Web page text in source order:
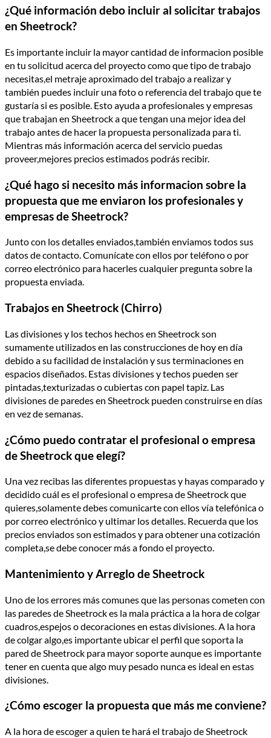
¿Qué información debo incluir al solicitar trabajos
en Sheetrock?
Es importante incluir la mayor cantidad de informacion posible
en tu solicitud acerca del proyecto como que tipo de trabajo
necesitas,el metraje aproximado del trabajo a realizar y
también puedes incluir una foto o referencia del trabajo que te
gustaría si es posible. Esto ayuda a profesionales y empresas
que trabajan en Sheetrock a que tengan una mejor idea del
trabajo antes de hacer la propuesta personalizada para ti.
Mientras más información acerca del servicio puedas
proveer,mejores precios estimados podrás recibir.
¿Qué hago si necesito más informacion sobre la
propuesta que me enviaron los profesionales y
empresas de Sheetrock?
Junto con los detalles enviados,también enviamos todos sus
datos de contacto. Comunícate con ellos por teléfono o por
correo electrónico para hacerles cualquier pregunta sobre la
propuesta enviada.
Trabajos en Sheetrock (Chirro)
Las divisiones y los techos hechos en Sheetrock son
sumamente utilizados en las construcciones de hoy en día
debido a su facilidad de instalación y sus terminaciones en
espacios diseñados. Estas divisiones y techos pueden ser
pintadas,texturizadas o cubiertas con papel tapiz. Las
divisiones de paredes en Sheetrock pueden construirse en días
en vez de semanas.
¿Cómo puedo contratar el profesional o empresa
de Sheetrock que elegí?
Una vez recibas las diferentes propuestas y hayas comparado y
decidido cuál es el profesional o empresa de Sheetrock que
quieres,solamente debes comunicarte con ellos vía telefónica o
por correo electrónico y ultimar los detalles. Recuerda que los
precios enviados son estimados y para obtener una cotización
completa,se debe conocer más a fondo el proyecto.
Mantenimiento y Arreglo de Sheetrock
Uno de los errores más comunes que las personas cometen con
las paredes de Sheetrock es la mala práctica a la hora de colgar
cuadros,espejos o decoraciones en estas divisiones. A la hora
de colgar algo,es importante ubicar el perfil que soporta la
pared de Sheetrock para mayor soporte aunque es importante
tener en cuenta que algo muy pesado nunca es ideal en estas
divisiones.
¿Cómo escoger la propuesta que más me conviene?
A la hora de escoger a quien te hará el trabajo de Sheetrock